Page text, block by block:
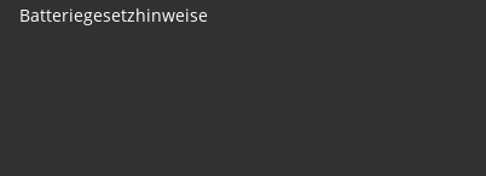
Batteriegesetzhinweise